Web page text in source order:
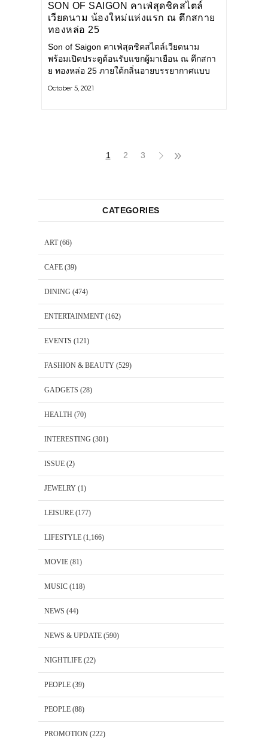
SON OF SAIGON คาเฟ่สุดชิคสไตล์
เวียดนาม น้องใหม่แห่งแรก ณ ตึกสกาย
ทองหล่อ 25
Son of Saigon คาเฟ่สุดชิคสไตล์เวียดนาม
พร้อมเปิดประตูต้อนรับแขกผู้มาเยือน ณ ตึกสกา
ย ทองหล่อ 25 ภายใต้กลิ่นอายบรรยากาศแบบ
เวียดนามสไตล์ไซง่อนแบบดั้งเดิม โดย
October 5, 2021
1 2 3
CATEGORIES
ART(66)
CAFE (39)
DINING (474)
ENTERTAINMENT(162)
EVENTS (121)
FASHION & BEAUTY (529)
GADGETS (28)
HEALTH (70)
INTERESTING (301)
ISSUE (2)
JEWELRY (1)
LEISURE (177)
LIFESTYLE (1,166)
MOVIE (81)
MUSIC (118)
NEWS (44)
NEWS & UPDATE (590)
NIGHTLIFE (22)
PEOPLE (39)
PEOPLE (88)
PROMOTION (222)